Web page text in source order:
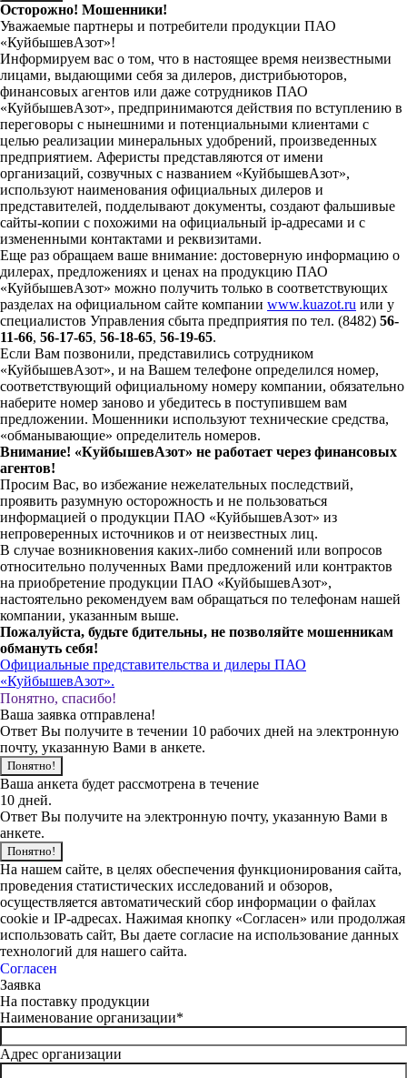
Осторожно! Мошенники!
Уважаемые партнеры и потребители продукции ПАО
«КуйбышевАзот»!
Информируем вас о том, что в настоящее время неизвестными
лицами, выдающими себя за дилеров, дистрибьюторов,
финансовых агентов или даже сотрудников ПАО
«КуйбышевАзот», предпринимаются действия по вступлению в
переговоры с нынешними и потенциальными клиентами с
целью реализации минеральных удобрений, произведенных
предприятием. Аферисты представляются от имени
организаций, созвучных с названием «КуйбышевАзот»,
используют наименования официальных дилеров и
представителей, подделывают документы, создают фальшивые
сайты-копии с похожими на официальный ip-адресами и с
измененными контактами и реквизитами.
Еще раз обращаем ваше внимание: достоверную информацию о
дилерах, предложениях и ценах на продукцию ПАО
«КуйбышевАзот» можно получить только в соответствующих
разделах на официальном сайте компании www.kuazot.ru или у
специалистов Управления сбыта предприятия по тел. (8482) 56-
11-66, 56-17-65, 56-18-65, 56-19-65.
Если Вам позвонили, представились сотрудником
«КуйбышевАзот», и на Вашем телефоне определился номер,
соответствующий официальному номеру компании, обязательно
наберите номер заново и убедитесь в поступившем вам
предложении. Мошенники используют технические средства,
«обманывающие» определитель номеров.
Внимание! «КуйбышевАзот» не работает через финансовых
агентов!
Просим Вас, во избежание нежелательных последствий,
проявить разумную осторожность и не пользоваться
информацией о продукции ПАО «КуйбышевАзот» из
непроверенных источников и от неизвестных лиц.
В случае возникновения каких-либо сомнений или вопросов
относительно полученных Вами предложений или контрактов
на приобретение продукции ПАО «КуйбышевАзот»,
настоятельно рекомендуем вам обращаться по телефонам нашей
компании, указанным выше.
Пожалуйста, будьте бдительны, не позволяйте мошенникам
обмануть себя!
Официальные представительства и дилеры ПАО
«КуйбышевАзот».
Понятно, спасибо!
Ваша заявка отправлена!
Ответ Вы получите в течении 10 рабочих дней на электронную
почту, указанную Вами в анкете.
Понятно!
Ваша анкета будет рассмотрена в течение
10 дней.
Ответ Вы получите на электронную почту, указанную Вами в
анкете.
Понятно!
На нашем сайте, в целях обеспечения функционирования сайта,
проведения статистических исследований и обзоров,
осуществляется автоматический сбор информации о файлах
cookie и IP-адресах. Нажимая кнопку «Согласен» или продолжая
использовать сайт, Вы даете согласие на использование данных
технологий для нашего сайта.
Согласен
Заявка
На поставку продукции
Наименование организации*
Адрес организации